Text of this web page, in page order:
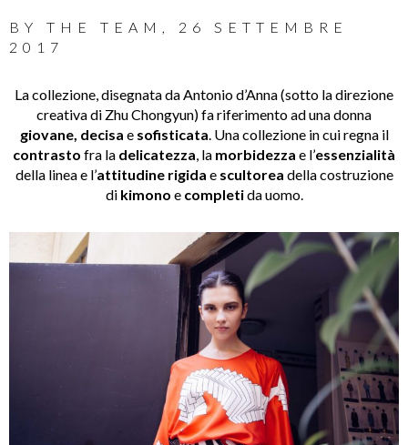
BY THE TEAM , 26 SETTEMBRE
2017
La collezione, disegnata da Antonio d’Anna (sotto la direzione
creativa di Zhu Chongyun) fa riferimento ad una donna
giovane, decisa esofisticata. Una collezione in cui regna il
contrasto fra la delicatezza, la morbidezza e l’essenzialità
della linea e l’attitudine rigida escultorea della costruzione
di kimono e completida uomo.